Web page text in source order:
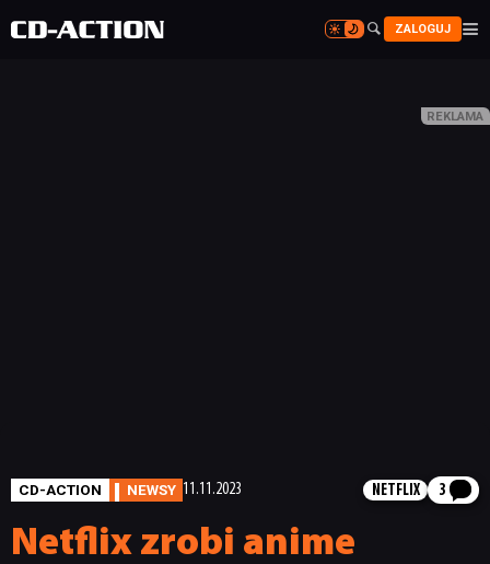

 ZALOGUJ 

CD-ACTION NEWSY 11.11.2023 NETFLIX 3
Netflix zrobi anime